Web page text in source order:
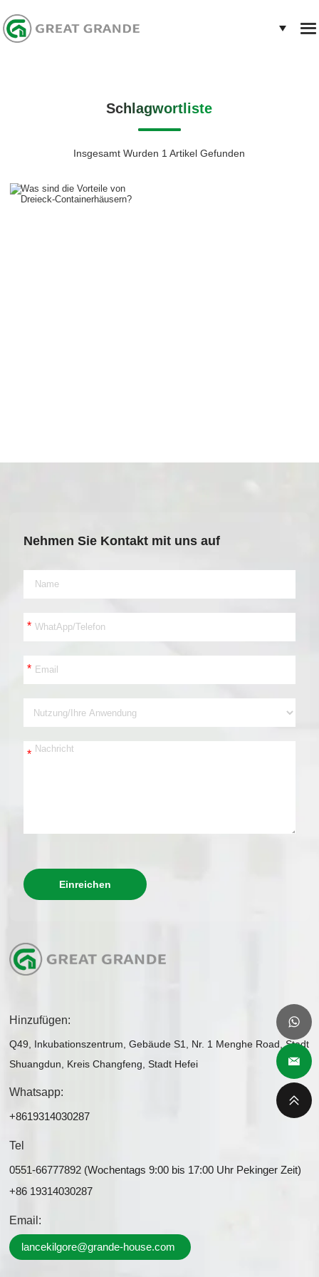
Schlagwortliste
Insgesamt Wurden 1 Artikel Gefunden
Nehmen Sie Kontakt mit uns auf
*
*
*
Einreichen
Hinzufügen:
Q49, Inkubationszentrum, Gebäude S1, Nr. 1 Menghe Road, Stadt
Shuangdun, Kreis Changfeng, Stadt Hefei
Whatsapp:
+8619314030287
Tel
0551-66777892 (Wochentags 9:00 bis 17:00 Uhr Pekinger Zeit)
+86 19314030287
Email:
lancekilgore@grande-house.com